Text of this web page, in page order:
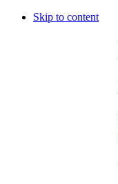
Skip to content